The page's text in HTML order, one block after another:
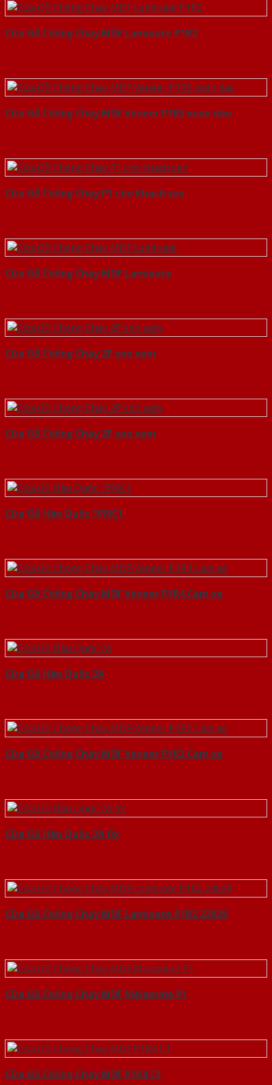
Cửa Gỗ Chống Cháy MDF Laminate P1R2
Cửa Gỗ Chống Cháy MDF Veneer P1R5 xoan dao
Cửa Gỗ Chống Cháy P1 cho khach san
Cửa Gỗ Chống Cháy MDF Laminate
Cửa Gỗ Chống Cháy 2P son xam
Cửa Gỗ Chống Cháy 2P son xam
Cửa Gỗ Hàn Quốc 1PNC1
Cửa Gỗ Chống Cháy MDF Veneer P1R4 Cam xe
Cửa Gỗ Hàn Quốc 2A
Cửa Gỗ Chống Cháy MDF Veneer P1R2 Cam xe
Cửa Gỗ Hàn Quốc 2A fix
Cửa Gỗ Chống Cháy MDF Laminate P1R2 23029
Cửa Gỗ Chống Cháy MDF Melamine P1
Cửa Gỗ Chống Cháy MDF P1R4 C1